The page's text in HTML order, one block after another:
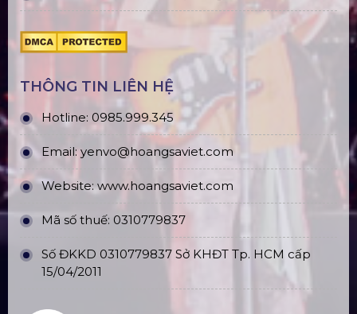
TRIỂN HOÀNG SA VIỆT
Số tài khoản:134053669
Ngân hàng: Á Châu (ACB)
Chi nhánh: PGD Bình Trị Đông
THÔNG TIN LIÊN HỆ
0985.999.345
Email:yenvo@hoangsaviet.com